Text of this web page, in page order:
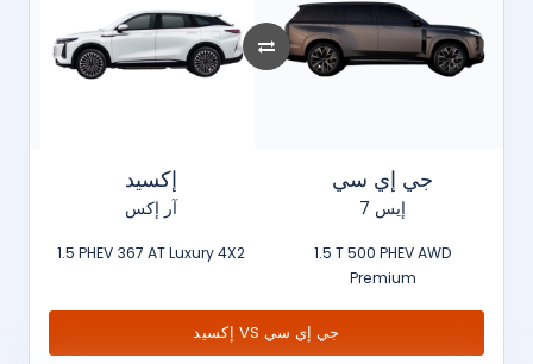
إكسيد
آر إكس
1.5 PHEV 367 AT Luxury 4X2
جي إي سي
إيس 7
1.5 T 500 PHEV AWD
Premium
إكسيد VS جي إي سي